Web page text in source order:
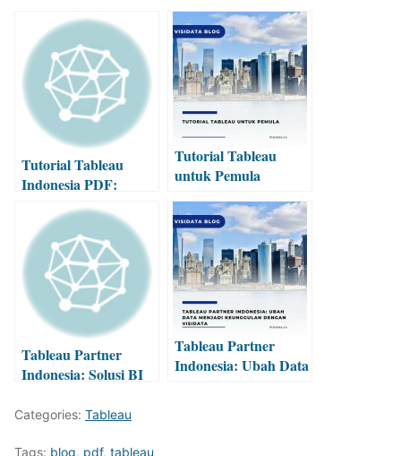
Tutorial Tableau
Indonesia PDF:
Panduan Praktis
untuk Pemula
Tutorial Tableau
untuk Pemula
Tableau Partner
Indonesia: Solusi BI
Tableau Partner
Indonesia: Ubah Data
Categories: Tableau
Tags: blog, pdf, tableau